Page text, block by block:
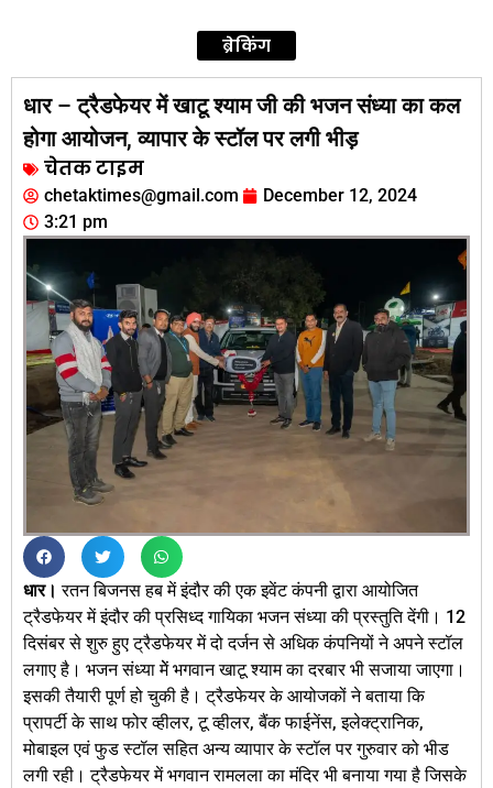
ब्रेकिंग
धार – ट्रैडफेयर में खाटू श्‍याम जी की भजन संध्‍या का कल
होगा आयोजन, व्‍यापार के स्‍टॉल पर लगी भीड़
चेतक टाइम
chetaktimes@gmail.com
December 12, 2024
3:21 pm
धार।रतन बिजनस हब में इंदौर की एक इवेंट कंपनी द्वारा आयोज‍ित
ट्रैडफेयर में इंदौर की प्रसिध्‍द गाय‍िका भजन संध्‍या की प्रस्‍तुति देंगी। 12
दिसंबर से शुरु हुए ट्रैडफेयर में दो दर्जन से अध‍िक कंपनियों ने अपने स्‍टॉल
लगाए है। भजन संध्‍या मेें भगवान खाटू श्‍याम का दरबार भी सजाया जाएगा।
इसकी तैयारी पूर्ण हो चुकी है। ट्रैडफेयर के आयोजकों ने बताया कि
प्रापर्टी के साथ फोर व्‍हीलर, टू व्‍हीलर, बैंक फाईनेंस, इलेक्‍ट्रानिक,
मोबाइल एवं फुड स्‍टॉल सहित अन्‍य व्‍यापार के स्‍टॉल पर गुरुवार को भीड
लगी रही। ट्रैडफेयर में भगवान रामलला का मंद‍िर भी बनाया गया है जिसके